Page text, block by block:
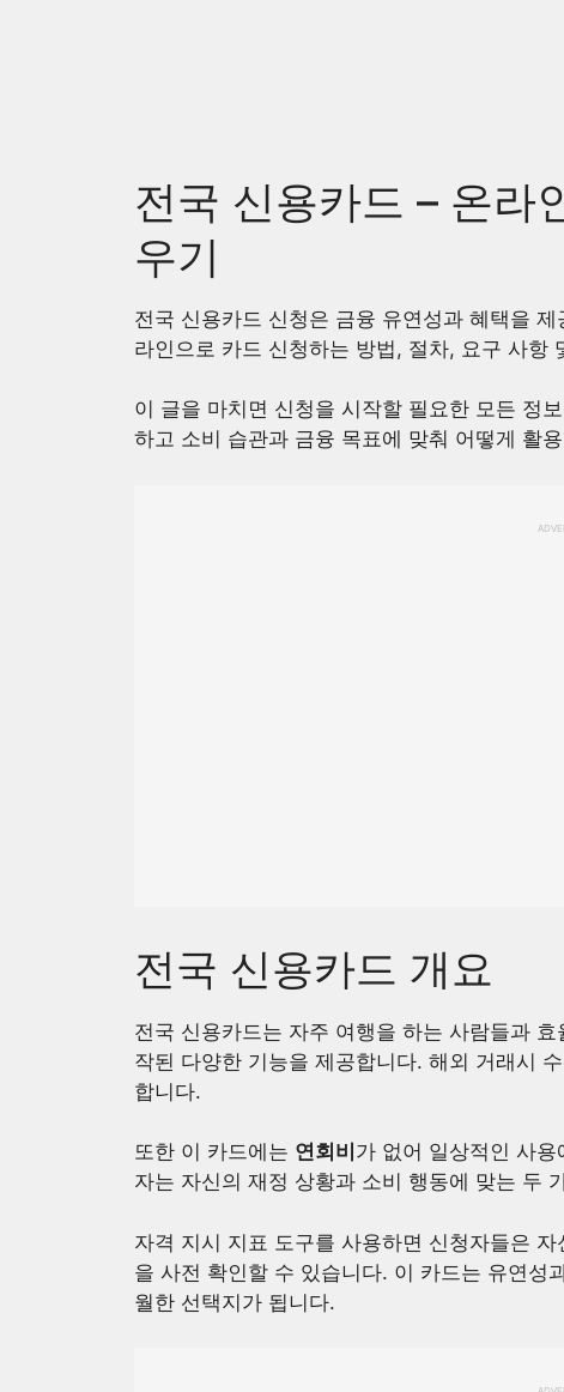
전국 신용카드 – 온라
우기
전국 신용카드 신청은 금융 유연성과 혜택을
라인으로 카드 신청하는 방법, 절차, 요구 사항
이 글을 마치면 신청을 시작할 필요한 모든 정
하고 소비 습관과 금융 목표에 맞춰 어떻게 활
전국 신용카드 개요
전국 신용카드는 자주 여행을 하는 사람들과
작된 다양한 기능을 제공합니다. 해외 거래시
합니다.
또한 이 카드에는 연회비 가 없어 일상적인 사
자는 자신의 재정 상황과 소비 행동에 맞는 두
자격 지시 지표 도구를 사용하면 신청자들은 자
을 사전 확인할 수 있습니다. 이 카드는 유연성
월한 선택지가 됩니다.